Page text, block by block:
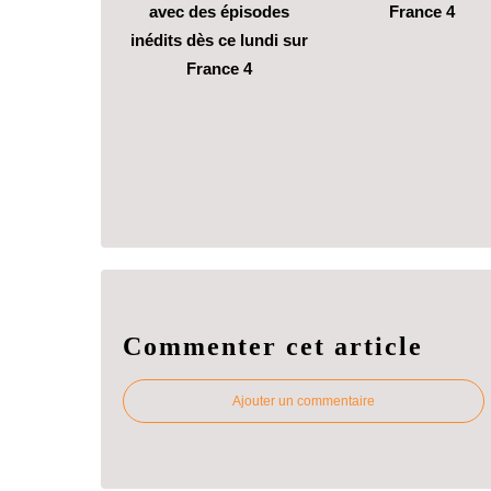
avec des épisodes
inédits dès ce lundi sur
France 4
France 4
Commenter cet article
Ajouter un commentaire